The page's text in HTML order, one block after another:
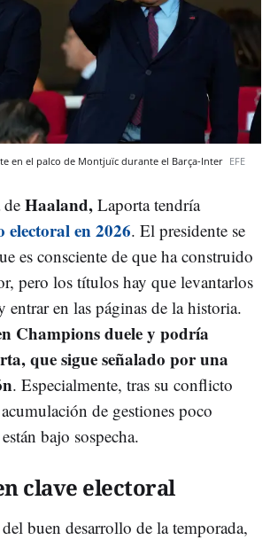
en el palco de Montjuïc durante el Barça-Inter EFE
Haaland, Laporta tendría
electoral en 2026. El presidente se
es consciente de que ha construido
pero los títulos hay que levantarlos
entrar en las páginas de la historia.
Champions duele y podría
que sigue señalado por una
. Especialmente, tras su conflicto
de gestiones poco
bajo sospecha.
clave electoral
buen desarrollo de la temporada,